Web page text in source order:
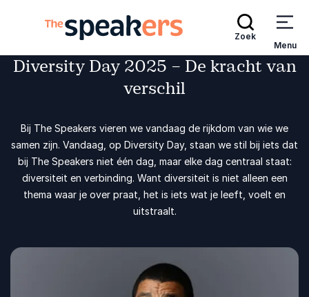
Zoek
Menu
Diversity Day 2025 – De kracht van
verschil
Bij The Speakers vieren we vandaag de rijkdom van wie we
samen zijn. Vandaag, op Diversity Day, staan we stil bij iets dat
bij The Speakers niet één dag, maar elke dag centraal staat:
diversiteit en verbinding. Want diversiteit is niet alleen een
thema waar je over praat, het is iets wat je leeft, voelt en
uitstraalt.